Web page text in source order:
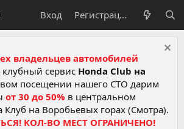
Вход Регистрация
владельцев автомобилей
клубный сервис Honda Club на
посещении нашего СТО дарим
от 30 до 50% в центральном
Клуб на Воробьевых горах (Смотра).
КОЛ-ВО МЕСТ ОГРАНИЧЕНО!